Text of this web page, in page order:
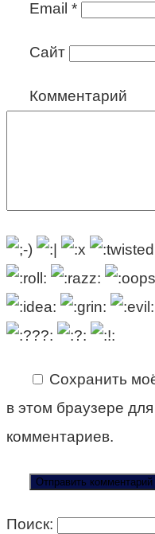
Email *
Сайт
Комментарий
Сохранить
в этом браузере
комментариев.
Поиск: